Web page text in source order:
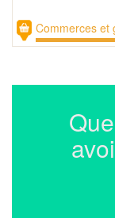
Commerces et